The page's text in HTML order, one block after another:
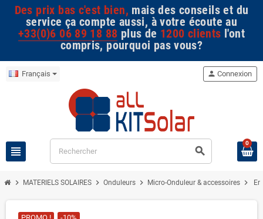
Des prix bas c'est bien, mais des conseils et du
service ça compte aussi, à votre écoute au
+33(0)6 06 89 18 88 plus de 1200 clients l'ont
compris, pourquoi pas vous?
Français
view_headline search
person Connexion
0
chevron_right MATERIELS SOLAIRES chevron_right Onduleurs chevron_right Micro-Onduleur & accessoires chevron_right